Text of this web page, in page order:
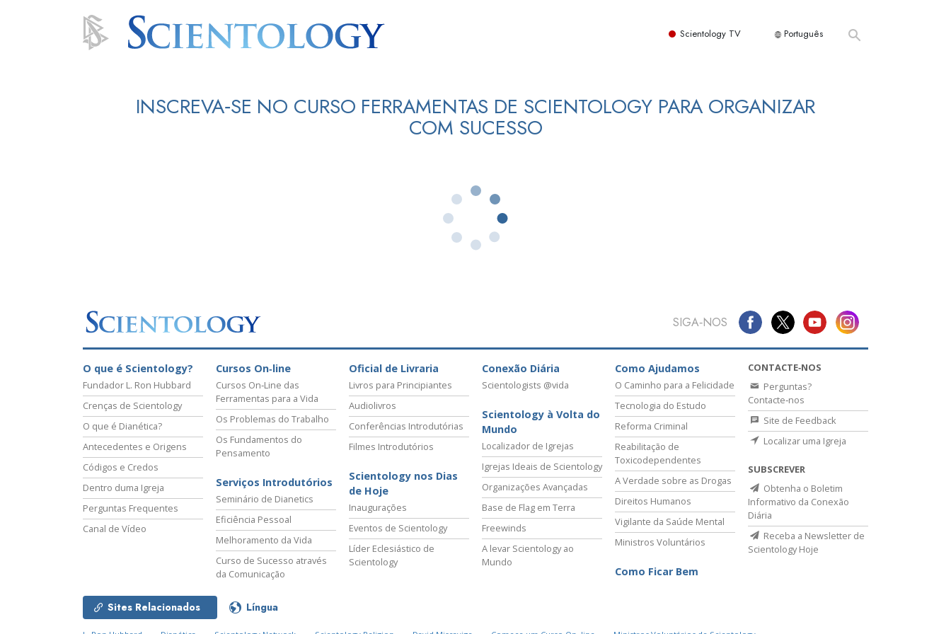
Scientology TV Português
INSCREVA‑SE NO CURSO FERRAMENTAS DE SCIENTOLOGY PARA ORGANIZAR
COM SUCESSO
SIGA‑NOS
O que é Scientology?
Fundador L. Ron Hubbard
Crenças de Scientology
O que é Dianética?
Antecedentes e Origens
Códigos e Credos
Dentro duma Igreja
Perguntas Frequentes
Canal de Vídeo
Cursos On‑line
Cursos On‑Line das
Ferramentas para a Vida
Os Problemas do Trabalho
Os Fundamentos do
Pensamento
Serviços Introdutórios
Seminário de Dianetics
Eficiência Pessoal
Melhoramento da Vida
Curso de Sucesso através
da Comunicação
Oficial de Livraria
Livros para Principiantes
Audiolivros
Conferências Introdutórias
Filmes Introdutórios
Scientology nos Dias
de Hoje
Inaugurações
Eventos de Scientology
Líder Eclesiástico de
Scientology
Conexão Diária
Scientologists @vida
Scientology à Volta do
Mundo
Localizador de Igrejas
Igrejas Ideais de Scientology
Organizações Avançadas
Base de Flag em Terra
Freewinds
A levar Scientology ao
Mundo
Como Ajudamos
O Caminho para a Felicidade
Tecnologia do Estudo
Reforma Criminal
Reabilitação de
Toxicodependentes
A Verdade sobre as Drogas
Direitos Humanos
Vigilante da Saúde Mental
Ministros Voluntários
Como Ficar Bem
CONTACTE‑NOS
Perguntas?
Contacte‑nos
Site de Feedback
Localizar uma Igreja
SUBSCREVER
Obtenha o Boletim
Informativo da Conexão
Diária
Receba a Newsletter de
Scientology Hoje
Sites Relacionados Língua